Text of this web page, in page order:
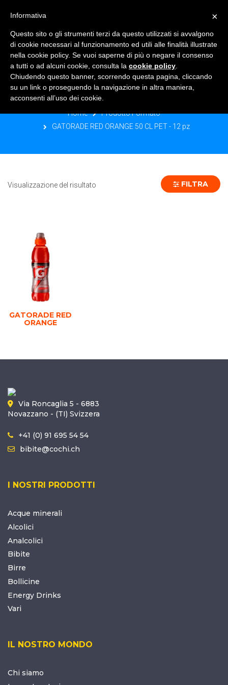
GATORADE RED ORANGE 50 CL PET -
12 PZ
Home
Prodotto Formato
GATORADE RED ORANGE 50 CL PET - 12 pz
Visualizzazione del risultato FILTRA
GATORADE RED
ORANGE
Via Roncaglia 5 - 6883
Novazzano - (TI) Svizzera
+41 (0) 91 695 54 54
bibite@cochi.ch
I NOSTRI PRODOTTI
Acque minerali
Alcolici
Analcolici
Bibite
Birre
Bollicine
Energy Drinks
Vari
IL NOSTRO MONDO
Chi siamo
×
Informativa
Questo sito o gli strumenti terzi da questo utilizzati si avvalgono
di cookie necessari al funzionamento ed utili alle finalità illustrate
nella cookie policy. Se vuoi saperne di più o negare il consenso
a tutti o ad alcuni cookie, consulta la cookie policy
Chiudendo questo banner, scorrendo questa pagina, cliccando
su un link o proseguendo la navigazione in altra maniera,
acconsenti all’uso dei cookie.